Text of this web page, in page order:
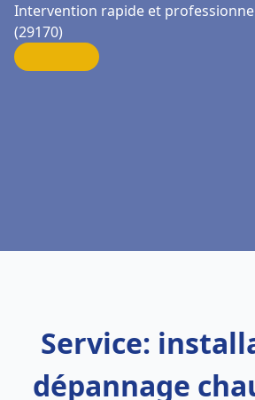
Intervention rapide et
(29170)
Service:
dépannage